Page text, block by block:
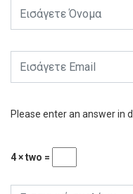
Please enter an answer in
4 × two =